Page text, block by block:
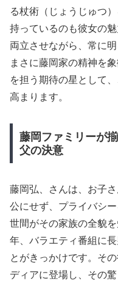
る杖術（じょうじゅつ
持っているのも彼女の
両立させながら、常に
まさに藤岡家の精神を
を担う期待の星として
高まります。
藤岡ファミリーが
父の決意
藤岡弘、さんは、お子
公にせず、プライバシ
世間がその家族の全貌
年、バラエティ番組に
とがきっかけです。そ
ディアに登場し、その